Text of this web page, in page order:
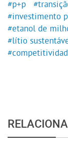
#p+p
#investimento
#etanol de
#lítio